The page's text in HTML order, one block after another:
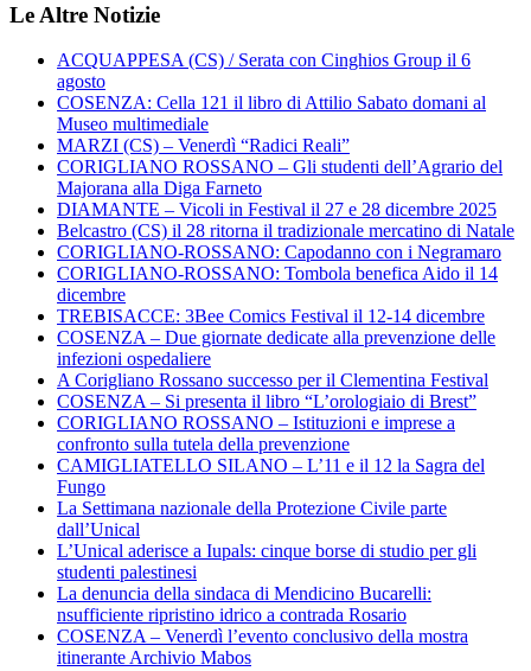
Le Altre Notizie
ACQUAPPESA (CS) / Serata con Cinghios Group il 6
agosto
COSENZA: Cella 121 il libro di Attilio Sabato domani al
Museo multimediale
MARZI (CS) – Venerdì “Radici Reali”
CORIGLIANO ROSSANO – Gli studenti dell’Agrario del
Majorana alla Diga Farneto
DIAMANTE – Vicoli in Festival il 27 e 28 dicembre 2025
Belcastro (CS) il 28 ritorna il tradizionale mercatino di Natale
CORIGLIANO-ROSSANO: Capodanno con i Negramaro
CORIGLIANO-ROSSANO: Tombola benefica Aido il 14
dicembre
TREBISACCE: 3Bee Comics Festival il 12-14 dicembre
COSENZA – Due giornate dedicate alla prevenzione delle
infezioni ospedaliere
A Corigliano Rossano successo per il Clementina Festival
COSENZA – Si presenta il libro “L’orologiaio di Brest”
CORIGLIANO ROSSANO – Istituzioni e imprese a
confronto sulla tutela della prevenzione
CAMIGLIATELLO SILANO – L’11 e il 12 la Sagra del
Fungo
La Settimana nazionale della Protezione Civile parte
dall’Unical
L’Unical aderisce a Iupals: cinque borse di studio per gli
studenti palestinesi
La denuncia della sindaca di Mendicino Bucarelli:
nsufficiente ripristino idrico a contrada Rosario
COSENZA – Venerdì l’evento conclusivo della mostra
itinerante Archivio Mabos